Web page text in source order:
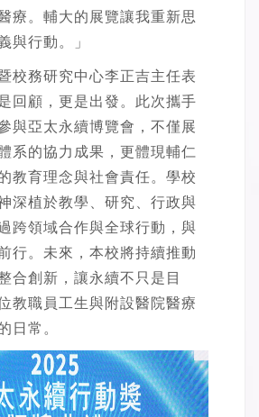
療。輔大的展覽讓我重新思
與行動。」
校務研究中心李正吉主任表
回顧，更是出發。此次攜手
與亞太永續博覽會，不僅展
系的協力成果，更體現輔仁
教育理念與社會責任。學校
深植於教學、研究、行政與
跨領域合作與全球行動，與
行。未來，本校將持續推動
合創新，讓永續不只是目
教職員工生與附設醫院醫療
日常。